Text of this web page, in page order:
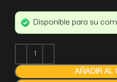
Disponible para su
AÑADIR AL